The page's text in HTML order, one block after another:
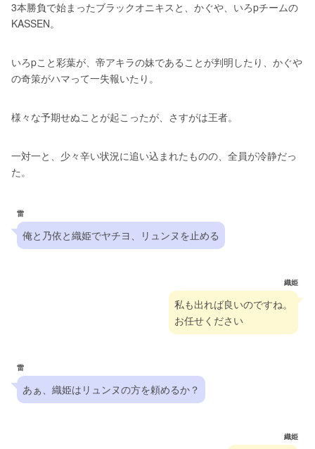
3本勝負で始まったブラックオニキスと、かぐや、いろpチームの
KASSEN。
いろpこと彩葉が、帝アキラの妹であることが判明したり、かぐや
の奇策がハマって一失報いたり。
様々な予期せぬことが起こったが、さすがは王者。
一対一と、少々辛い状況に追い込まれたものの、全員が冷静だっ
た。
雷
俺と乃依と織姫でヤチヨ、リュンヌを止める
織姫
私も出れば良いのですね。
お任せください
雷
あぁ、織姫はリュンヌの方を頼めるか？
織姫